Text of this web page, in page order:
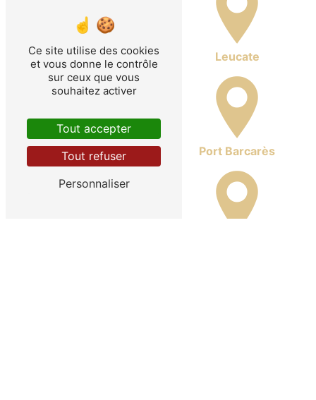
La Franqui Leucate
Port Leucate Port Barcarès
Ce site utilise des cookies
et vous donne le contrôle
sur ceux que vous
souhaitez activer
Tout accepter
Tout refuser
Personnaliser